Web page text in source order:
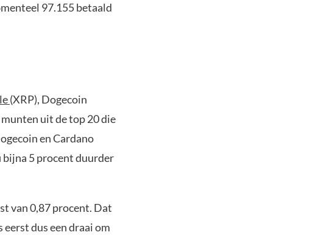
97.155 betaald
(XRP), Dogecoin
uit de top 20 die
en Cardano
bijna 5 procent duurder
van 0,87 procent. Dat
dus een draai om